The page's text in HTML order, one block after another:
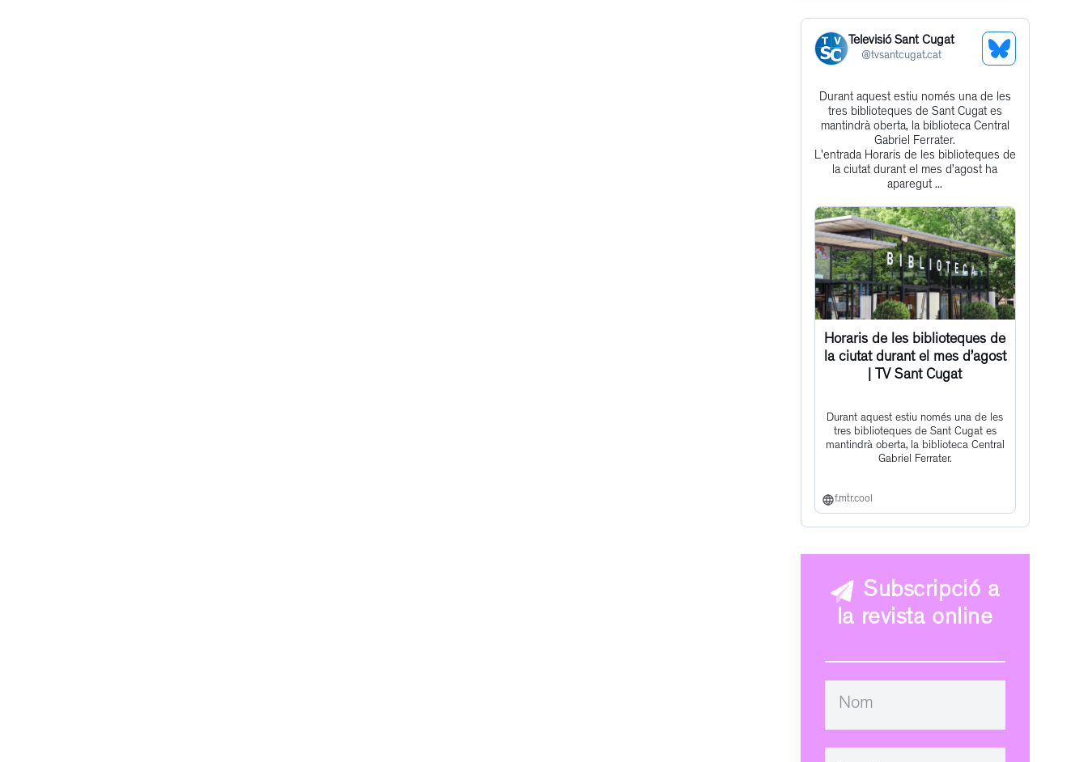
Televisió Sant Cugat
@tvsantcugat.cat
See
Profile
Get
to
this
post
Durant aquest estiu només una de les
tres biblioteques de Sant Cugat es
mantindrà oberta, la biblioteca Central
Gabriel Ferrater.
L'entrada Horaris de les biblioteques de
la ciutat durant el mes d’agost ha
aparegut ...
Horaris de les biblioteques de
la ciutat durant el mes d’agost
| TV Sant Cugat
Durant aquest estiu només una de les
tres biblioteques de Sant Cugat es
mantindrà oberta, la biblioteca Central
Gabriel Ferrater.
f.mtr.cool
Subscripció a
la revista online